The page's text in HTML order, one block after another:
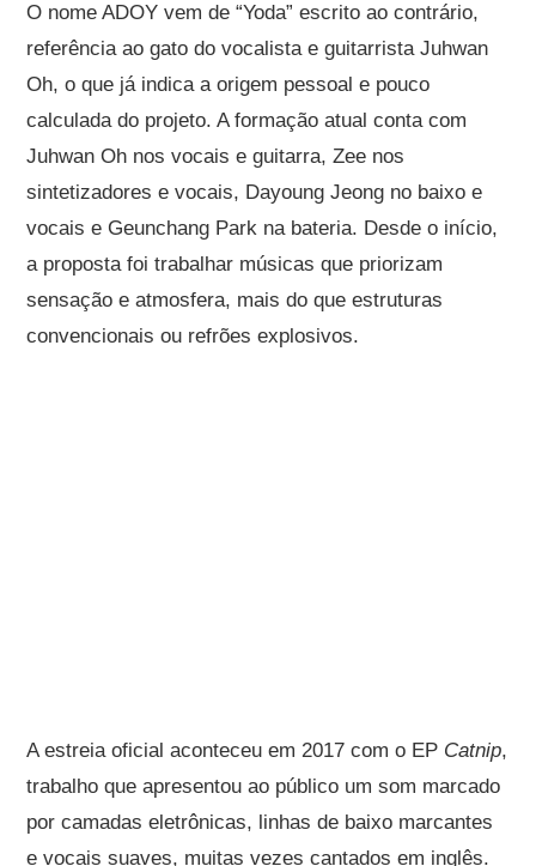
O nome ADOY vem de “Yoda” escrito ao contrário,
referência ao gato do vocalista e guitarrista Juhwan
Oh, o que já indica a origem pessoal e pouco
calculada do projeto. A formação atual conta com
Juhwan Oh nos vocais e guitarra, Zee nos
sintetizadores e vocais, Dayoung Jeong no baixo e
vocais e Geunchang Park na bateria. Desde o início,
a proposta foi trabalhar músicas que priorizam
sensação e atmosfera, mais do que estruturas
convencionais ou refrões explosivos.
A estreia oficial aconteceu em 2017 com o EP Catnip,
trabalho que apresentou ao público um som marcado
por camadas eletrônicas, linhas de baixo marcantes
e vocais suaves, muitas vezes cantados em inglês.